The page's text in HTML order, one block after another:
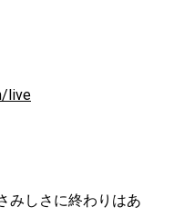
live
みしさに終わりはあ